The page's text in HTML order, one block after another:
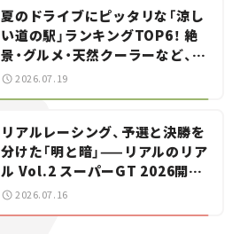
夏のドライブにピッタリな「涼し
い道の駅」ランキングTOP6！ 絶
景・グルメ・天然クーラーなど、避
暑におすすめのスポットを紹介
2026.07.19
リアルレーシング、予選と決勝を
分けた「明と暗」——リアルのリア
ル Vol.2 スーパーGT 2026開幕
戦 岡山国際サーキット
2026.07.16